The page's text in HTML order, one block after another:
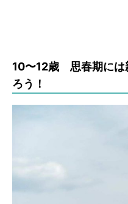
10〜12歳 思春期には
ろう！